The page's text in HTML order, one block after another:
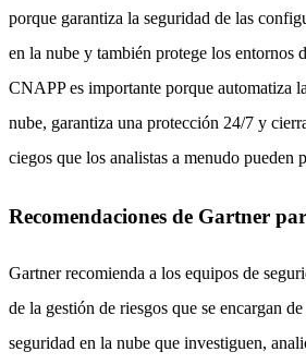
porque garantiza la seguridad de las
en la nube y también protege los entornos
CNAPP es importante porque automatiza
nube, garantiza una protección 24/7 y
ciegos que los analistas a menudo pueden
Recomendaciones de Gartner
Gartner recomienda a los equipos de
de la gestión de riesgos que se encargan
seguridad en la nube que investiguen,